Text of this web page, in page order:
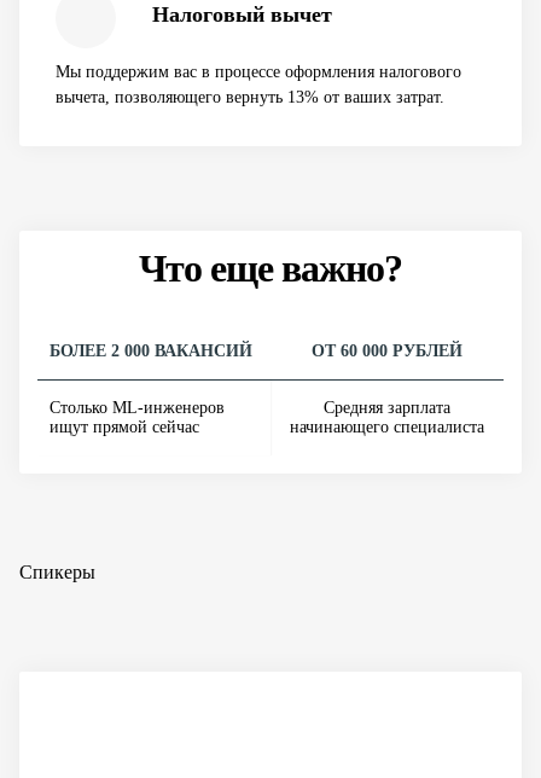
Налоговый вычет
Мы поддержим вас в процессе оформления налогового
вычета, позволяющего вернуть 13% от ваших затрат.
Что еще важно?
БОЛЕЕ 2 000 ВАКАНСИЙ ОТ 60 000 РУБЛЕЙ
Столько ML-инженеров
ищут прямой сейчас
Средняя зарплата
начинающего специалиста
Спикеры